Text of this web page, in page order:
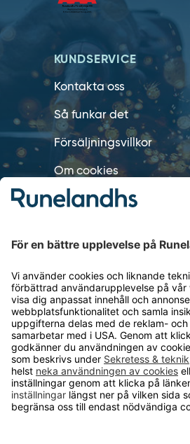
KUNDSERVICE
Kontakta oss
Så funkar det
Försäljningsvillkor
Om cookies
Personuppgiftshantering
OM RUNELANDHS
Om Runelandhs
Köpvillkor
Därför ska du välja oss
Lediga jobb
Kvalitets- och miljöpolicy